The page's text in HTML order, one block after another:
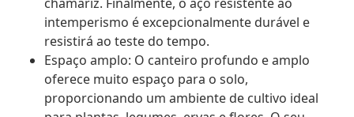
intemperismo é excepcionalmente durável e
resistirá ao teste do tempo.
Espaço amplo: O canteiro profundo e amplo
oferece muito espaço para o solo,
proporcionando um ambiente de cultivo ideal